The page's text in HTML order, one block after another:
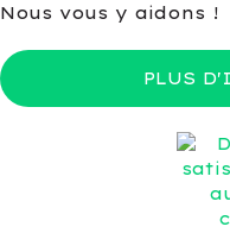
Nous vous y aidons !
PLUS